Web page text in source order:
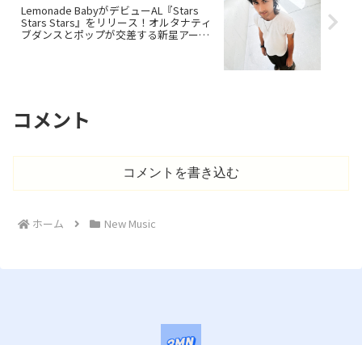
Lemonade BabyがデビューAL『Stars
Stars Stars』をリリース！オルタナティ
ブダンスとポップが交差する新星アーテ
コメント
コメントを書き込む
ホーム New Music